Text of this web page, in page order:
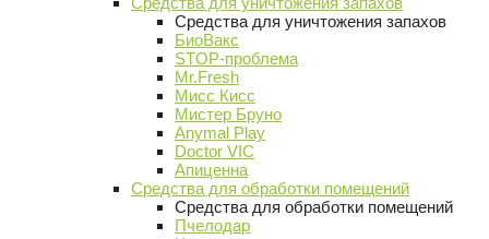
Средства для уничтожения запахов
БиоВакс
STOP-проблема
Mr.Fresh
Мисс Кисс
Мистер Бруно
Anymal Play
Doctor VIC
Апиценна
Средства для обработки помещений
Средства для обработки помещений
Пчелодар